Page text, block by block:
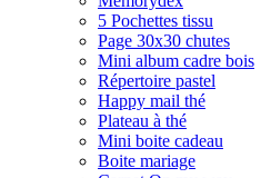
5 Pochettes tissu
Page 30x30 chutes
Mini album cadre bois
Répertoire pastel
Happy mail thé
Plateau à thé
Mini boite cadeau
Boite mariage